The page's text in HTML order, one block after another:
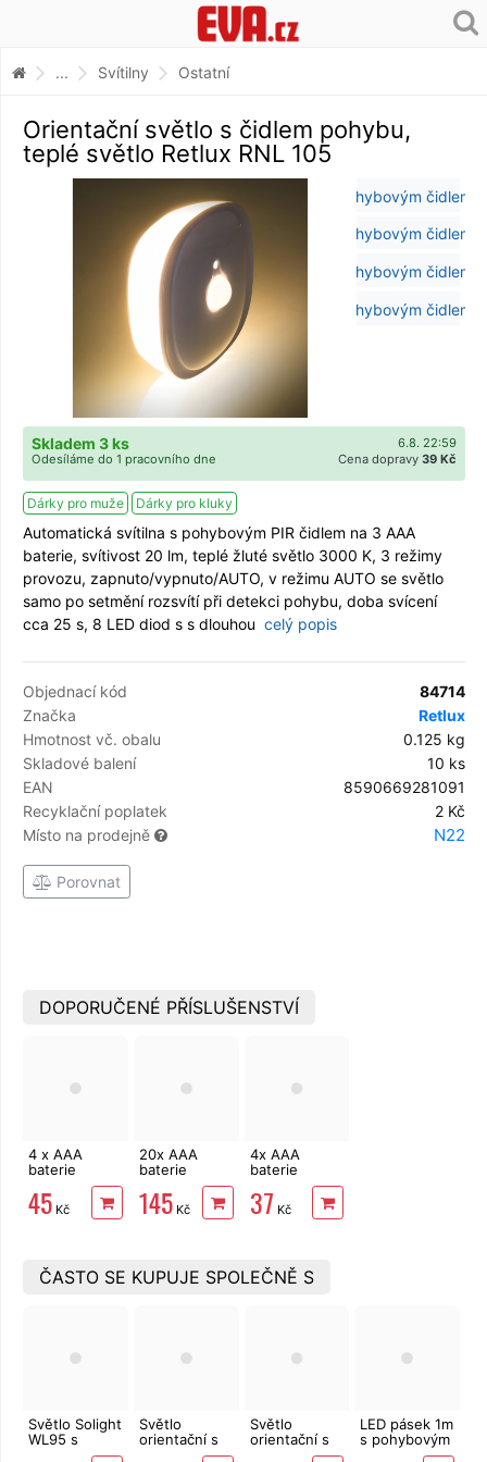
... Svítilny Ostatní
Orientační světlo s čidlem pohybu,
teplé světlo Retlux RNL 105
6.8. 22:59
Skladem 3 ks
Cena dopravy 39 Kč
Odesíláme do 1 pracovního dne
Dárky pro muže Dárky pro kluky
Automatická svítilna s pohybovým PIR čidlem na 3 AAA
baterie, svítivost 20 lm, teplé žluté světlo 3000 K, 3 režimy
provozu, zapnuto/vypnuto/AUTO, v režimu AUTO se světlo
samo po setmění rozsvítí při detekci pohybu, doba svícení
cca 25 s, 8 LED diod s s dlouhou celý popis
Objednací kód
84714
Značka
Retlux
Hmotnost vč. obalu
0.125 kg
Skladové balení
10 ks
EAN
8590669281091
Recyklační poplatek
2 Kč
Místo na prodejně
N22
Porovnat
DOPORUČENÉ PŘÍSLUŠENSTVÍ
4 x AAA
baterie
VARTA LONG
LIFE LR03
45 Kč
20x AAA
baterie
EXTOL
ENERGY
145Kč
4x AAA
baterie
EXTOL
ENERGY
37 Kč
ČASTO SE KUPUJE SPOLEČNĚ S
Světlo Solight
WL95 s
Světlo
orientační s
čidlem, teplé
Světlo
orientační s
LED pásek 1m
s pohybovým
čidlem na